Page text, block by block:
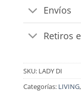
Envíos
Retiros
SKU: LADY DI
Categorías: LIVING,